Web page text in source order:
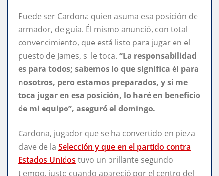
Puede ser Cardona quien asuma esa posición de
armador, de guía. Él mismo anunció, con total
convencimiento, que está listo para jugar en el
puesto de James, si le toca. “La responsabilidad
es para todos; sabemos lo que significa él para
nosotros, pero estamos preparados, y si me
toca jugar en esa posición, lo haré en beneficio
de mi equipo”, aseguró el domingo.
Cardona, jugador que se ha convertido en pieza
clave de la Selección y que en el partido contra
Estados Unidos tuvo un brillante segundo
tiempo, justo cuando apareció por el centro del